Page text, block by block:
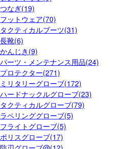
つなぎ(19)
フットウェア(70)
タクティカルブーツ(31)
長靴(6)
かんじき(9)
パーツ・メンテナンス用品(24)
プロテクター(271)
ミリタリーグローブ(172)
ハードナックルグローブ(23)
タクティカルグローブ(79)
ラペリンググローブ(5)
フライトグローブ(5)
ポリスグローブ(17)